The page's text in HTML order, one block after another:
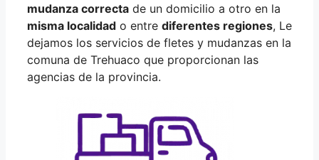
mudanza correcta de un domicilio a otro en la
misma localidad o entre diferentes regiones, Le
dejamos los servicios de fletes y mudanzas en la
comuna de Trehuaco que proporcionan las
agencias de la provincia.